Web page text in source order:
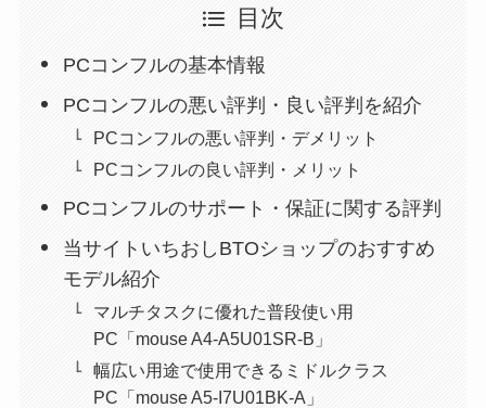
目次
PCコンフルの基本情報
PCコンフルの悪い評判・良い評判を紹介
PCコンフルの悪い評判・デメリット
PCコンフルの良い評判・メリット
PCコンフルのサポート・保証に関する評判
当サイトいちおしBTOショップのおすすめ
モデル紹介
マルチタスクに優れた普段使い用
PC「mouse A4-A5U01SR-B」
幅広い用途で使用できるミドルクラス
PC「mouse A5-I7U01BK-A」